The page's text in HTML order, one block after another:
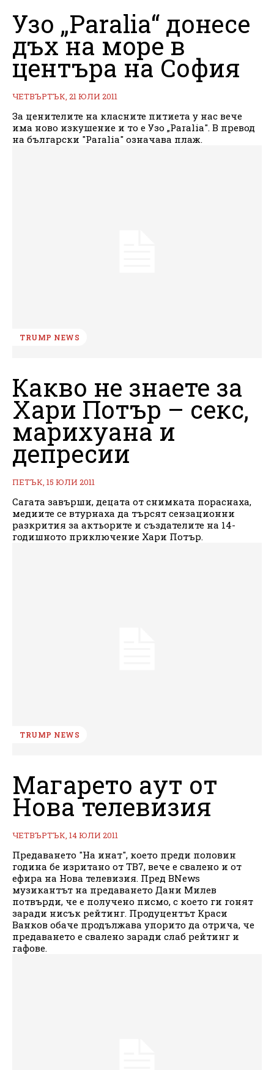
Узо „Paralia“ донесе
дъх на море в
центъра на София
ЧЕТВЪРТЪК, 21 ЮЛИ 2011
За ценителите на класните питиета у нас вече
има ново изкушение и то е Узо „Paralia". В превод
на български "Paralia" означава плаж.
TRUMP NEWS
Какво не знаете за
Хари Потър – секс,
марихуана и
депресии
ПЕТЪК, 15 ЮЛИ 2011
Сагата завърши, децата от снимката пораснаха,
медиите се втурнаха да търсят сензационни
разкрития за актьорите и създателите на 14-
годишното приключение Хари Потър.
TRUMP NEWS
Магарето аут от
Нова телевизия
ЧЕТВЪРТЪК, 14 ЮЛИ 2011
Предаването "На инат", което преди половин
година бе изритано от ТВ7, вече е свалено и от
ефира на Нова телевизия. Пред BNews
музикантът на предаването Дани Милев
потвърди, че е получено писмо, с което ги гонят
заради нисък рейтинг. Продуцентът Краси
Ванков обаче продължава упорито да отрича, че
предаването е свалено заради слаб рейтинг и
гафове.